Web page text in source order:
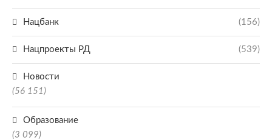
Нацбанк (156)
Нацпроекты РД (539)
Новости
(56 151)
Образование
(3 099)